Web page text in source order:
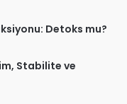
Detoks mu?
Stabilite ve